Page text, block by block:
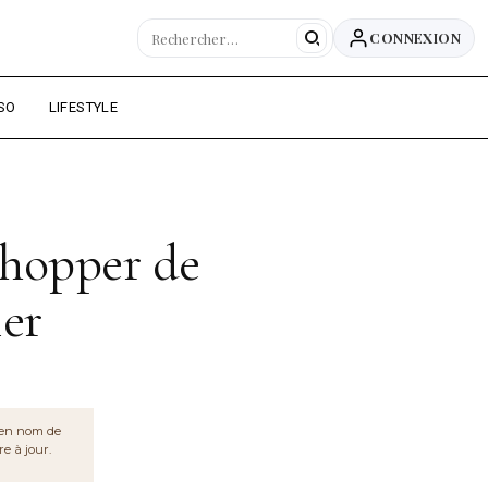
CONNEXION
LIFESTYLE
de
nom de
à jour.